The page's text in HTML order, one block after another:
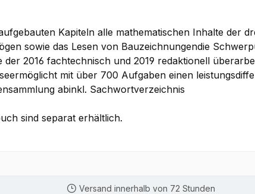
Kapiteln alle mathematischen Inhalte der
sowie das Lesen von Bauzeichnungendie
2016 fachtechnisch und 2019 redaktionell
mit über 700 Aufgaben einen
abinkl. Sachwortverzeichnis
sind separat erhältlich.
Versand innerhalb von 72 Stunden